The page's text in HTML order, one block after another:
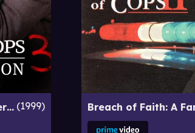
Family of Cops III: Under Suspicion 1999